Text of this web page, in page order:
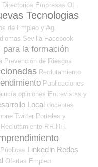
Directorios Empresas OL
Tecnologias
de Empleo y Ag.
Sevilla Facebook
para la formación
Prevención de Riesgos
Reclutamiento
Publicaciones
opiniones Entrevistas y
Local docentes
Twitter Portales y
Reclutamiento RR.HH.
Linkedin Redes
Ofertas Empleo